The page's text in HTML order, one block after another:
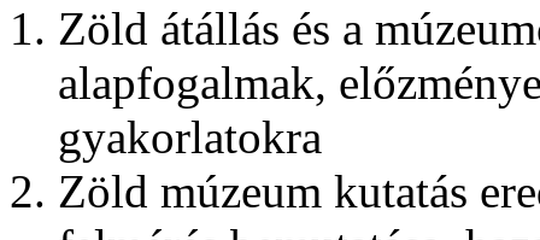
Zöld átállás és a
alapfogalmak,
gyakorlatokra
Zöld múzeum kutatás